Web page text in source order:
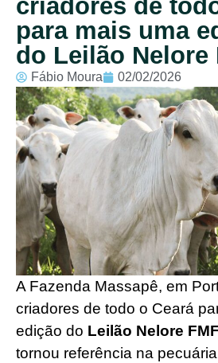
criadores de
para mais uma
do Leilão Nelore
Fábio Moura 02/02/2026
A Fazenda Massapê, em
criadores de todo o Ceará
edição do Leilão Nelore
tornou referência na